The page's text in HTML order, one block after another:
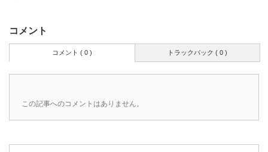
コメント
トラックバック ( 0 )
コメント ( 0 )
この記事へのコメントはありません。